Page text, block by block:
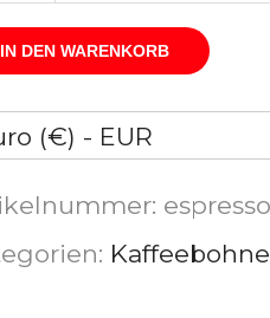
IN DEN WARENKORB
(€) - EUR